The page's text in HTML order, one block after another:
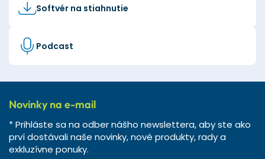
Softvér na stiahnutie
Podcast
Novinky na e-mail
* Prihláste sa na odber nášho newslettera, aby ste ako
prví dostávali naše novinky, nové produkty, rady a
exkluzívne ponuky.